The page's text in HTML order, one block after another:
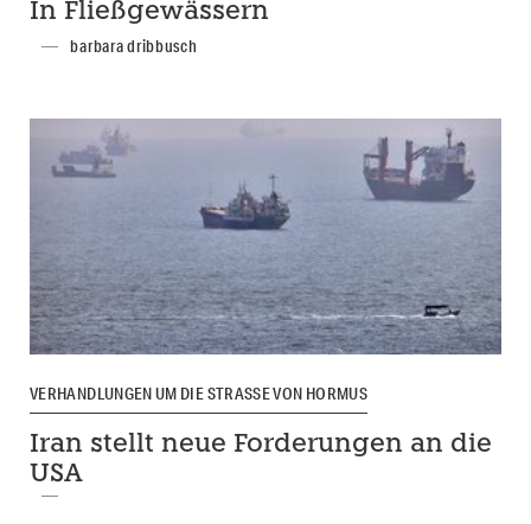
In Fließgewässern
barbara dribbusch
VERHANDLUNGEN UM DIE STRASSE VON HORMUS
Iran stellt neue Forderungen an die
USA